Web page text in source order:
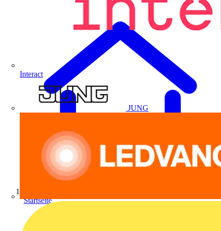
Interact
JUNG
Startseite